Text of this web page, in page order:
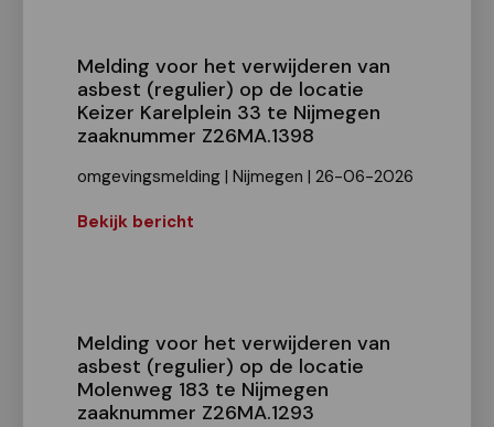
Melding voor het verwijderen van
asbest (regulier) op de locatie
Keizer Karelplein 33 te Nijmegen
zaaknummer Z26MA.1398
omgevingsmelding | Nijmegen | 26-06-2026
Bekijk bericht
Melding voor het verwijderen van
asbest (regulier) op de locatie
Molenweg 183 te Nijmegen
zaaknummer Z26MA.1293